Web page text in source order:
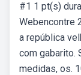
#1 1 pt(s)
Webencontre
a república
com gabarito.
medidas, os.